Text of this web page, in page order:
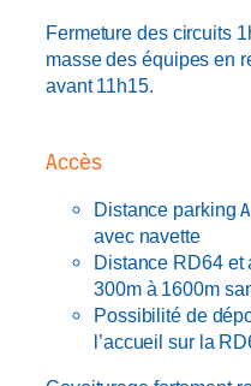
Fermeture des circuits
masse des équipes en
avant 11h15.
Accès
Distance parking
avec navette
Distance RD64 et
300m à 1600m
Possibilité de
l’accueil sur la